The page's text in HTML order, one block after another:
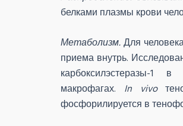
белками плазмы крови
Метаболизм. Для
приема внутрь.
карбоксилэстеразы-
макрофагах. In vivo
фосфорилируется в